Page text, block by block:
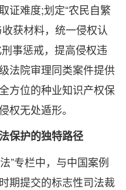
证难度;划定“农民自繁
获材料，统一侵权认
事惩戒，提高侵权违
法院审理同类案件提供
方位的种业知识产权保
权无处遁形。
护的独特路径
专栏中，与中国案例
期提交的标志性司法裁